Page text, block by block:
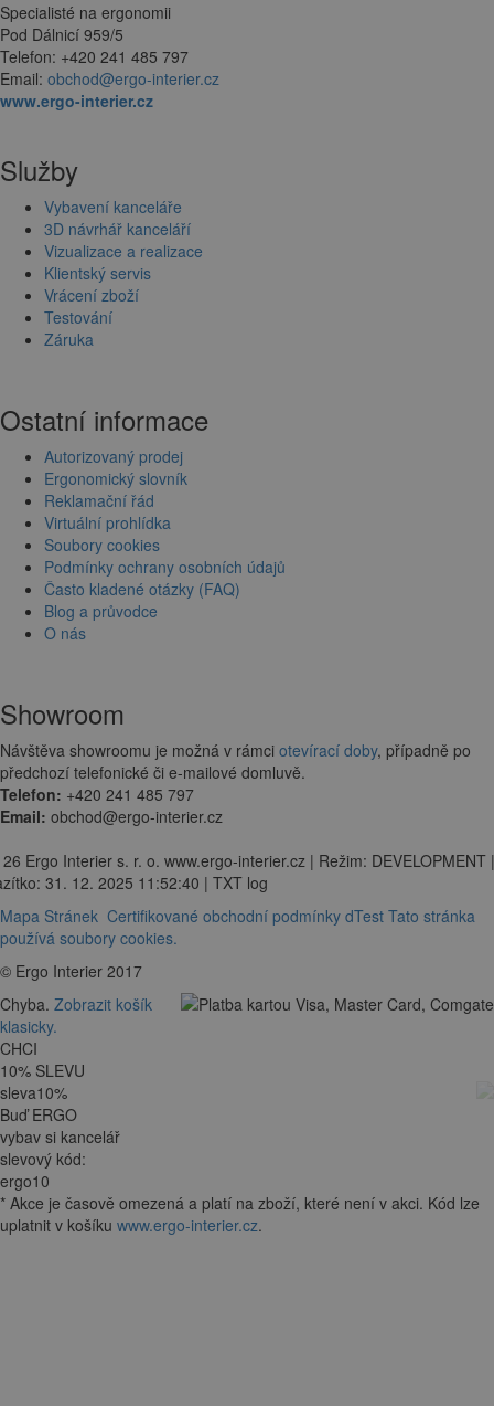
Specialisté na ergonomii
Pod Dálnicí 959/5
Telefon: +420 241 485 797
Email: obchod@ergo-interier.cz
www.ergo-interier.cz
Služby
Vybavení kanceláře
3D návrhář kanceláří
Vizualizace a realizace
Klientský servis
Vrácení zboží
Testování
Záruka
Ostatní informace
Autorizovaný prodej
Ergonomický slovník
Reklamační řád
Virtuální prohlídka
Soubory cookies
Podmínky ochrany osobních údajů
Často kladené otázky (FAQ)
Blog a průvodce
O nás
Showroom
Návštěva showroomu je možná v rámci otevírací doby, případně po
předchozí telefonické či e-mailové domluvě.
Telefon: +420 241 485 797
Email: obchod@ergo-interier.cz
Ergo Interier s. r. o. www.ergo-interier.cz | Režim: DEVELOPMENT |
31. 12. 2025 11:52:40 | TXT log
Mapa Stránek Certifikované obchodní podmínky dTest Tato stránka
používá soubory cookies.
© Ergo Interier 2017
Chyba. Zobrazit košík
klasicky.
CHCI
10% SLEVU
sleva10%
Buď ERGO
vybav si kancelář
slevový kód:
ergo10
* Akce je časově omezená a platí na zboží, které není v akci. Kód lze
uplatnit v košíku www.ergo-interier.cz.